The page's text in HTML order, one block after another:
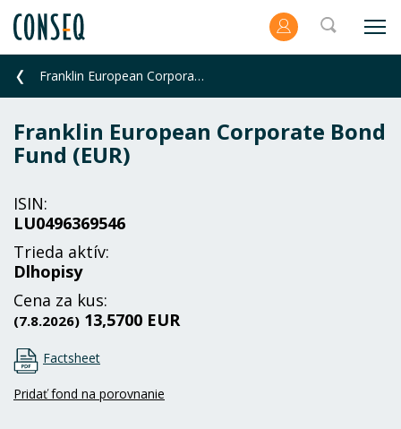
Franklin European Corporate Bond Fund (EUR)
Franklin European Corporate Bond
Fund (EUR)
ISIN:
LU0496369546
Trieda aktív:
Dlhopisy
Cena za kus:
(7.8.2026) 13,5700 EUR
Factsheet
Pridať fond na porovnanie